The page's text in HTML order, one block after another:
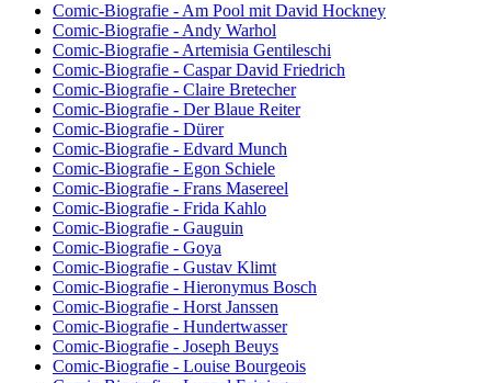
Comic-Biografie - Am Pool mit David Hockney
Comic-Biografie - Andy Warhol
Comic-Biografie - Artemisia Gentileschi
Comic-Biografie - Caspar David Friedrich
Comic-Biografie - Claire Bretecher
Comic-Biografie - Der Blaue Reiter
Comic-Biografie - Dürer
Comic-Biografie - Edvard Munch
Comic-Biografie - Egon Schiele
Comic-Biografie - Frans Masereel
Comic-Biografie - Frida Kahlo
Comic-Biografie - Gauguin
Comic-Biografie - Goya
Comic-Biografie - Gustav Klimt
Comic-Biografie - Hieronymus Bosch
Comic-Biografie - Horst Janssen
Comic-Biografie - Hundertwasser
Comic-Biografie - Joseph Beuys
Comic-Biografie - Louise Bourgeois